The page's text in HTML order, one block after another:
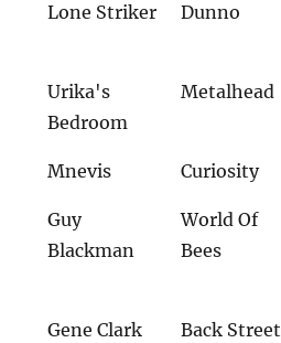
Lone Striker Dunno
Urika's
Bedroom
Metalhead
Mnevis Curiosity
Guy
Blackman
World Of
Bees
Gene Clark
Back Street